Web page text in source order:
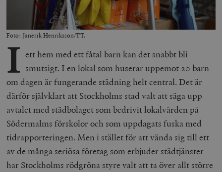
Foto: Janerik Henriksson/TT.
I ett hem med ett fåtal barn kan det snabbt bli
smutsigt. I en lokal som huserar uppemot 20 barn
om dagen är fungerande städning helt central. Det är
därför självklart att Stockholms stad valt att säga upp
avtalet med städbolaget som bedrivit lokalvården på
Södermalms förskolor och som uppdagats fuska med
tidrapporteringen. Men i stället för att vända sig till ett
av de många seriösa företag som erbjuder städtjänster
har Stockholms rödgröna styre valt att ta över allt större